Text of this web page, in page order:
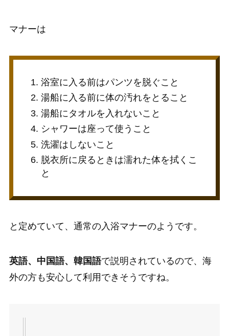
マナーは
浴室に入る前はパンツを脱ぐこと
湯船に入る前に体の汚れをとること
湯船にタオルを入れないこと
シャワーは座って使うこと
洗濯はしないこと
脱衣所に戻るときは濡れた体を拭くこ
と
と定めていて、通常の入浴マナーのようです。
英語、中国語、韓国語で説明されているので、海
外の方も安心して利用できそうですね。